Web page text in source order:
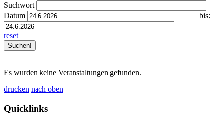
Suchwort
Datum
bis:
reset
Es wurden keine Veranstaltungen gefunden.
drucken nach oben
Quicklinks